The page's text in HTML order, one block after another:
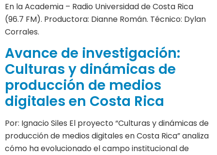
En la Academia – Radio Universidad de Costa Rica
(96.7 FM). Productora: Dianne Román. Técnico: Dylan
Corrales.
Avance de investigación:
Culturas y dinámicas de
producción de medios
digitales en Costa Rica
Por: Ignacio Siles El proyecto “Culturas y dinámicas de
producción de medios digitales en Costa Rica” analiza
cómo ha evolucionado el campo institucional de